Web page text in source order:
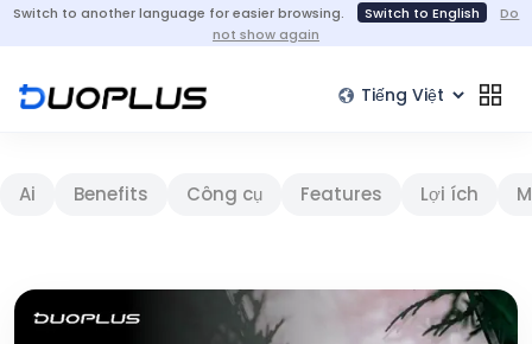
Switch to another language for easier browsing. Switch to English
Do
not show again
Ai Benefits Công cụ Features Lợi ích